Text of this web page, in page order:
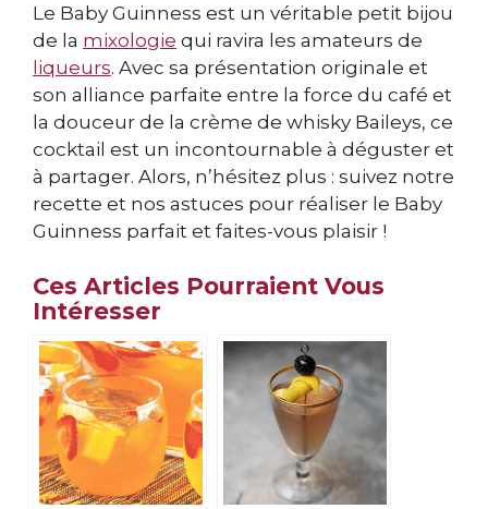
Le Baby Guinness est un véritable petit bijou
de la mixologie qui ravira les amateurs de
liqueurs. Avec sa présentation originale et
son alliance parfaite entre la force du café et
la douceur de la crème de whisky Baileys, ce
cocktail est un incontournable à déguster et
à partager. Alors, n’hésitez plus : suivez notre
recette et nos astuces pour réaliser le Baby
Guinness parfait et faites-vous plaisir !
Ces Articles Pourraient Vous
Intéresser